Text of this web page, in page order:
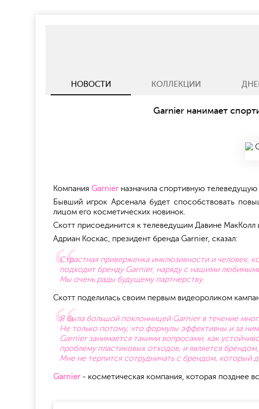
НОВОСТИ КОЛЛЕКЦИИ
Garnier нанимает
Компания Garnier назначила спортивную
Бывший игрок Арсенала будет способствовать
лицом его косметических новинок.
Скотт присоединится к телеведущим Давине
Адриан Коскас, президент бренда Garnier, сказал:
Страстная приверженка инклюзивности и человек,
подходит бренду Garnier, наряду с нашими
Мы очень рады будущему партнерству.
Скотт поделилась своим первым видеороликом
Я была большой поклонницей Garnier в течение
Не только потому, что формулы эффективны и за
Garnier занимается такими вопросами, как
проблему пластиковых отходов, и является
Мне не терпится сотрудничать с брендом, который
Garnier - косметическая компания, которая позднее